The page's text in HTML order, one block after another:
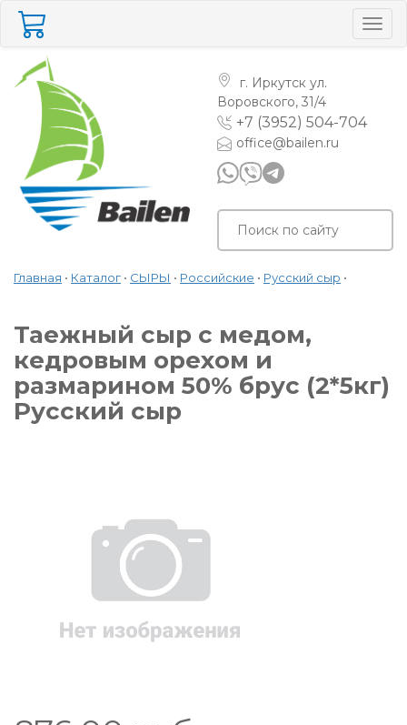
г. Иркутск ул.
Воровского, 31/4
+7 (3952) 504-704
office@bailen.ru
Главная • Каталог • СЫРЫ • Российские • Русский сыр •
Таежный сыр с медом,
кедровым орехом и
размарином 50% брус (2*5кг)
Русский сыр